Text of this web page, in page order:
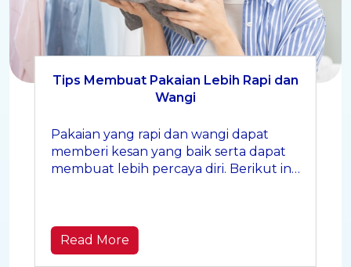
Tips Membuat Pakaian Lebih Rapi dan
Wangi
Pakaian yang rapi dan wangi dapat
memberi kesan yang baik serta dapat
membuat lebih percaya diri. Berikut ini
Read More